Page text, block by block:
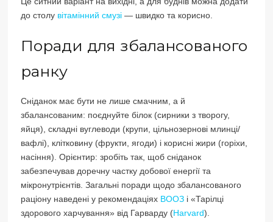
до столу вітамінний смузі — швидко та корисно.
Поради для збалансованого
ранку
Сніданок має бути не лише смачним, а й
збалансованим: поєднуйте білок (сирники з творогу,
яйця), складні вуглеводи (крупи, цільнозернові млинці/
вафлі), клітковину (фрукти, ягоди) і корисні жири (горіхи,
насіння). Орієнтир: зробіть так, щоб сніданок
забезпечував доречну частку добової енергії та
мікронутрієнтів. Загальні поради щодо збалансованого
раціону наведені у рекомендаціях ВООЗ і «Тарілці
здорового харчування» від Гарварду (Harvard).